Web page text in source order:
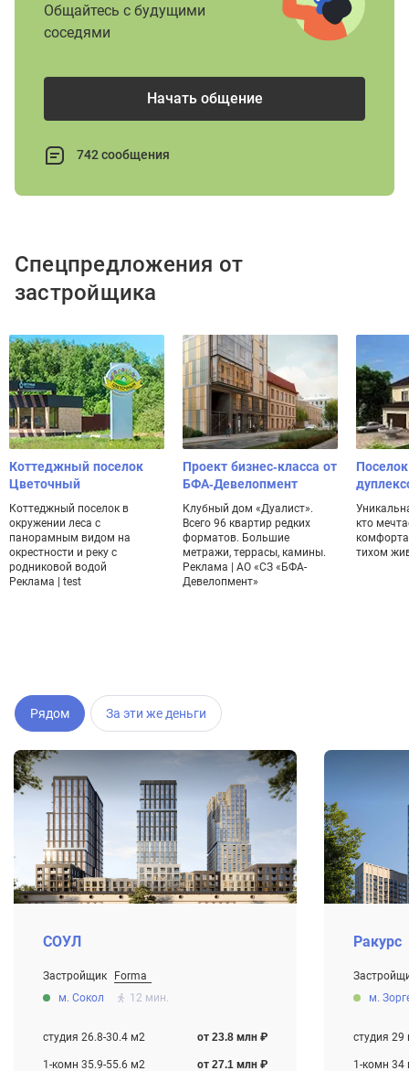
Общайтесь с будущими
соседями
Начать общение
742 сообщения
Спецпредложения от
застройщика
Коттеджный поселок
Цветочный
Коттеджный поселок в
окружении леса с
панорамным видом на
окрестности и реку с
родниковой водой
Реклама | test
Проект бизнес-класса от
БФА-Девелопмент
Клубный дом «Дуалист».
Всего 96 квартир редких
форматов. Большие
метражи, террасы, камины.
Реклама | АО «СЗ «БФА-
Девелопмент»
кто
тихом
Рядом За эти же деньги
СОУЛ
Застройщик
Forma
Строится
м. Сокол 12 мин.
студия 26.8-30.4 м2 от 23.8 млн ₽
1-комн 35.9-55.6 м2 от 27.1 млн ₽
Ракурс
Строится
м.
студия 29
1-комн 34